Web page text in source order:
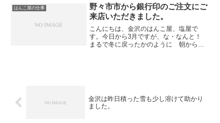
か・・・？納期の速さ・値段・その両方
など色々あると思います。ただ、あな...
はんこ屋の仕事
野々市市から銀行印のご注文にご
来店いただきました。
こんにちは、金沢のはんこ屋、塩屋で
す。今日から3月ですが、な・なんと！
まるで冬に戻ったかのように 朝から雪
金沢は昨日積った雪も少し溶けて助かり
ました。